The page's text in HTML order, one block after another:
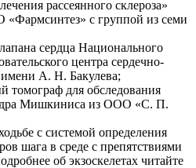
рассеянного склероза»
с группой из семи
сердца Национального
центра сердечно-
А. Н. Бакулева;
томограф для обследования
Мишкиниса из ООО «С. П.
с системой определения
шага в среде с препятствиями
об экзоскелетах читайте